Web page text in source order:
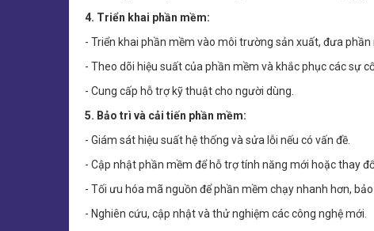
4. Triển khai phần mềm:
- Triển khai phần mềm vào môi trường sản xuất, đưa
- Theo dõi hiệu suất của phần mềm và khắc phục các sự
- Cung cấp hỗ trợ kỹ thuật cho người dùng.
5. Bảo trì và cải tiến phần mềm:
- Giám sát hiệu suất hệ thống và sửa lỗi nếu có vấn đề.
- Cập nhật phần mềm để hỗ trợ tính năng mới hoặc thay
- Tối ưu hóa mã nguồn để phần mềm chạy nhanh hơn,
- Nghiên cứu, cập nhật và thử nghiệm các công nghệ mới.